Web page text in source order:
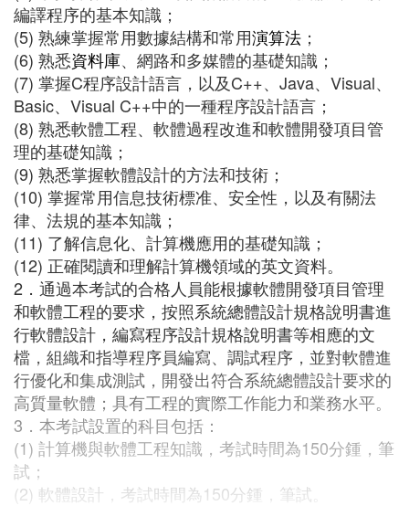
編譯程序的基本知識；
(5) 熟練掌握常用數據結構和常用演算法 ；
(6) 熟悉資料庫、網路和多媒體的基礎知識；
(7) 掌握C程序設計語言，以及C++、Java、Visual、
Basic、Visual C++中的一種程序設計語言；
(8) 熟悉軟體工程、軟體過程改進和軟體開發項目管
理的基礎知識；
(9) 熟悉掌握軟體設計的方法和技術；
(10) 掌握常用信息技術標准、安全性，以及有關法
律、法規的基本知識；
(11) 了解信息化、計算機應用的基礎知識；
(12) 正確閱讀和理解計算機領域的英文資料。
2．通過本考試的合格人員能根據軟體開發項目管理
和軟體工程的要求，按照系統總體設計規格說明書進
行軟體設計，編寫程序設計規格說明書等相應的文
檔，組織和指導程序員編寫、調試程序，並對軟體進
行優化和集成測試，開發出符合系統總體設計要求的
高質量軟體；具有工程的實際工作能力和業務水平。
3．本考試設置的科目包括：
(1) 計算機與軟體工程知識，考試時間為150分鍾，筆
試；
(2) 軟體設計，考試時間為150分鍾，筆試。